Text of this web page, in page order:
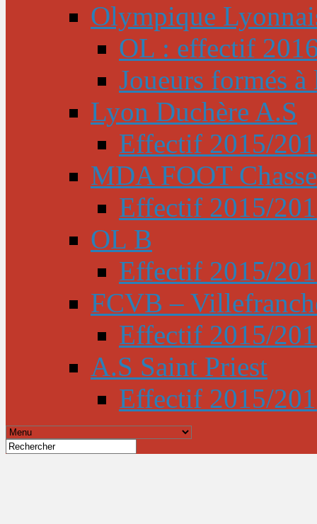
Olympique
OL : effectif
Joueurs formés
Lyon Duchère A.S
Effectif 2015/
MDA FOOT
Effectif 2015/
OL B
Effectif 2015/
FCVB –
Effectif 2015/
A.S Saint Priest
Effectif 2015/